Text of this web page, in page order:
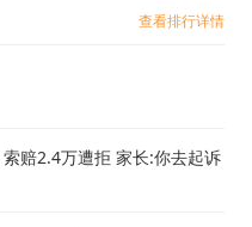
查看排行详情
赔2.4万遭拒 家长:你去起诉